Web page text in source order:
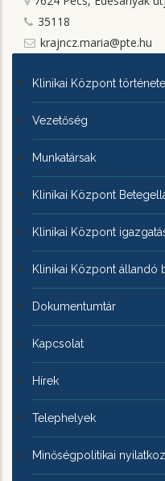
35118
krajncz.maria@pte.hu
KLINIKAI
KÖZPONTRÓL
Klinikai Központ története
Vezetőség
Munkatársak
Klinikai Központ
Klinikai Központ
Klinikai Központ állandó
Dokumentumtár
Kapcsolat
Hírek
Telephelyek
Minőségpolitikai